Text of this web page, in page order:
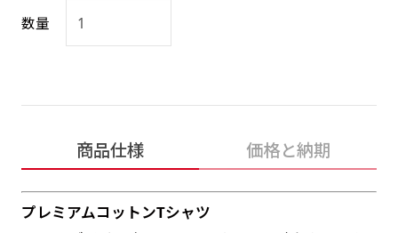
数量
商品仕様 価格と納期
プレミアムコットンTシャツ
ールが必要です。
います。レジカウンターや商品棚にぴったりで
ールが必要です。
います。レジカウンターや商品棚にぴったりで